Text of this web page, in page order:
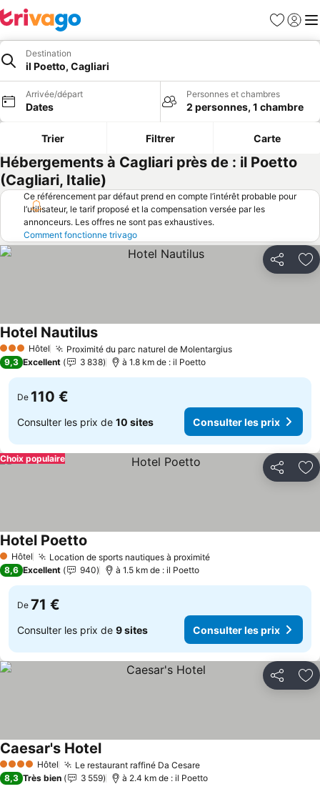
Favoris
Se
Destination
il Poetto, Cagliari
Arrivée/départ
Dates
Personnes et chambres
2 personnes, 1 chambre
Trier Filtrer Carte
Hébergements à Cagliari près de : il Poetto
(Cagliari, Italie)
Ce référencement par défaut prend en compte l’intérêt probable pour
l’utilisateur, le tarif proposé et la compensation versée par les
annonceurs. Les offres ne sont pas exhaustives.
Comment fonctionne trivago
Partager
3 ÉtoilesHôtel Proximité du parc naturel de Molentargius
Hotel Nautilus
9,3 Excellent 3 838 à 1.8 km de : il Poetto
De 110 €
Consulter les prix de 10 sites Consulter les prix
Partager
Choix populaire
1 Étoiles
Hôtel Location de sports nautiques à proximité
Hotel Poetto
8,6 Excellent 940 à 1.5 km de : il Poetto
De 71 €
Consulter les prix de 9 sites Consulter les prix
Partager
4 Étoiles Hôtel Le restaurant raffiné Da Cesare
Caesar's Hotel
8,3 Très bien 3 559 à 2.4 km de : il Poetto